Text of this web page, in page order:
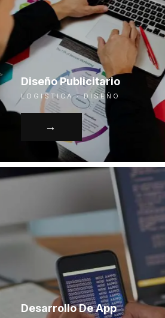
Diseño Publicitario
LOGISTICA · DISEÑO
→
Desarrollo De App